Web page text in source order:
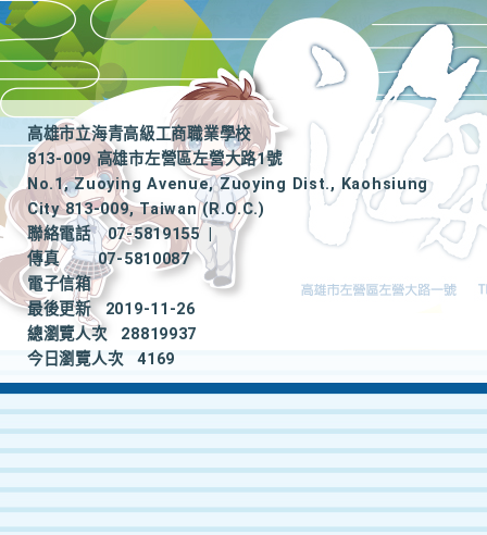
高雄市立海青高級工商職業學校
813-009 高雄市左營區左營大路1號
No.1, Zuoying Avenue, Zuoying Dist., Kaohsiung
City 813-009, Taiwan (R.O.C.)
聯絡電話
07-5819155
|
傳真
07-5810087
電子信箱
最後更新
2019-11-26
總瀏覽人次
28819937
今日瀏覽人次
4169